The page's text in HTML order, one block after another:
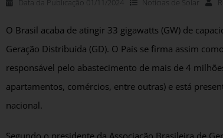
Data da Publicação 01/11/2024 Notícias de Solar
O Brasil acaba de atingir 33 gigawatts (GW) de
Geração Distribuída (GD). O País se firma assim
responsável pelo abastecimento de mais de 4
apartamentos, comércios, entre outras) e está
nacional.